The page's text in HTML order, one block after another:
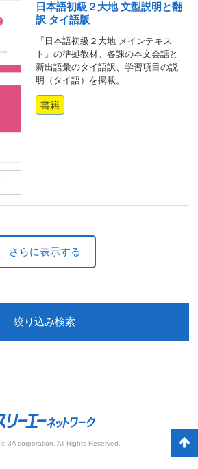
日本語初級２大地 文型説明と翻
訳 タイ語版
『日本語初級２大地 メインテキス
ト』の準拠教材。各課の本文会話と
新出語彙のタイ語訳、学習項目の説
明（タイ語）を掲載。
書籍
さらに表示する
絞り込み検索
3A corporation. All Rights Reserved.